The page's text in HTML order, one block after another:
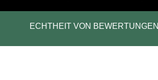
ECHTHEIT VON BEWERTUNGEN